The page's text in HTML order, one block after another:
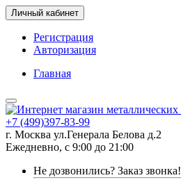
Личный кабинет
Регистрация
Авторизация
Главная
+7 (499)397-83-99
г. Москва ул.Генерала Белова д.2
Ежедневно, с 9:00 до 21:00
Не дозвонились? Заказ звонка!